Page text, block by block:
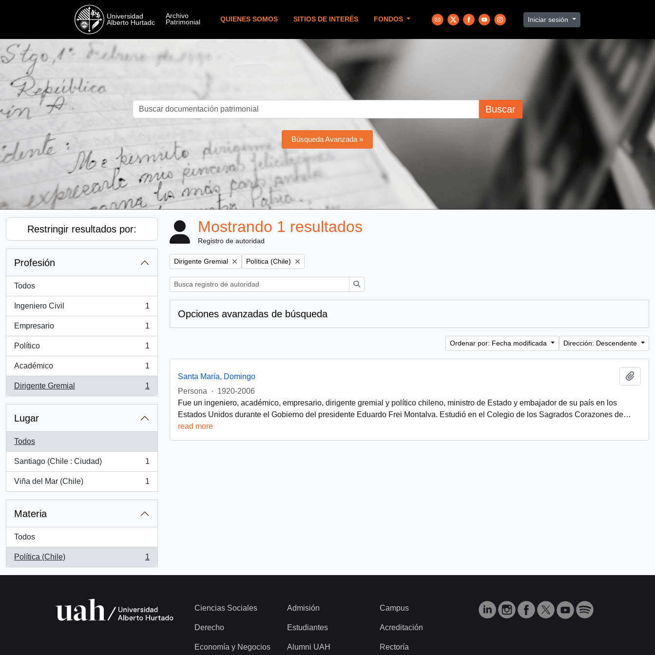
QUIENES SOMOS SITIOS DE INTERÉS FONDOS Iniciar sesión
Buscar
Búsqueda Avanzada »
Restringir resultados por:
Profesión
Todos
Ingeniero Civil
, 1 resultados
1
Empresario
, 1 resultados
1
Político
, 1 resultados
1
Académico
, 1 resultados
1
Dirigente Gremial
, 1 resultados
1
Lugar
Todos
Santiago (Chile : Ciudad)
, 1 resultados
1
Viña del Mar (Chile)
, 1 resultados
1
Materia
Todos
Política (Chile)
, 1 resultados
1
Mostrando 1 resultados
Registro de autoridad
Remove filter:
Dirigente Gremial Remove filter:
Política (Chile)
Opciones avanzadas de búsqueda
Ordenar por: Fecha modificada Dirección: Descendente
Santa María, Domingo
Persona
· 1920-2006
Fue un ingeniero, académico, empresario, dirigente gremial y político chileno, ministro de Estado y embajador de su país en los
Estados Unidos durante el Gobierno del presidente Eduardo Frei Montalva. Estudió en el Colegio de los Sagrados Corazones de…
read more
Ciencias Sociales
Derecho
Economía y Negocios
Admisión
Estudiantes
Alumni UAH
Campus
Acreditación
Rectoría